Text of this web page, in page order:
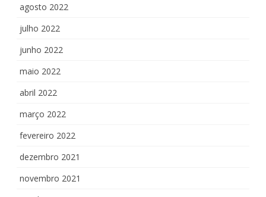
agosto 2022
julho 2022
junho 2022
maio 2022
abril 2022
março 2022
fevereiro 2022
dezembro 2021
novembro 2021